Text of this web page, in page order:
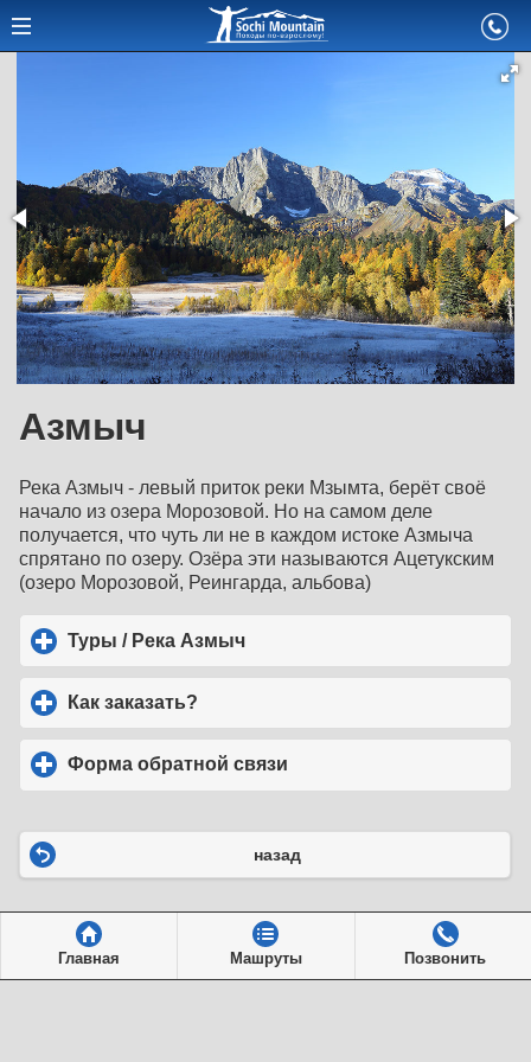
Азмыч
Река Азмыч - левый приток реки Мзымта, берёт своё
начало из озера Морозовой. Но на самом деле
получается, что чуть ли не в каждом истоке Азмыча
спрятано по озеру. Озёра эти называются Ацетукским
(озеро Морозовой, Реингарда, альбова)
Туры / Река Азмыч
Как заказать?
Форма обратной связи
назад
Главная Машруты Позвонить